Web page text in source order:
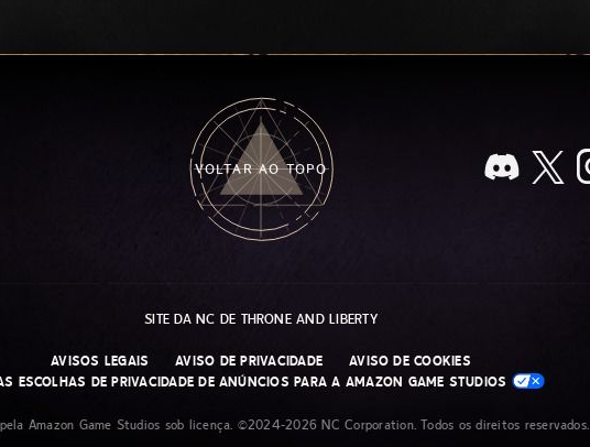
VOLTAR AO TOPO
SITE DA NC DE THRONE AND LIBERTY
AVISOS LEGAIS AVISO DE PRIVACIDADE
AVISO DE COOKIES
ESCOLHAS DE PRIVACIDADE DE ANÚNCIOS PARA A AMAZON GAME STUDIOS
Amazon Game Studios sob licença. ©2024-2026 NC Corporation. Todos os direitos reservados.